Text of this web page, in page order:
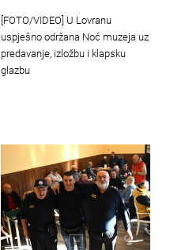
[FOTO/VIDEO] U Lovranu
uspješno održana Noć muzeja uz
predavanje, izložbu i klapsku
glazbu